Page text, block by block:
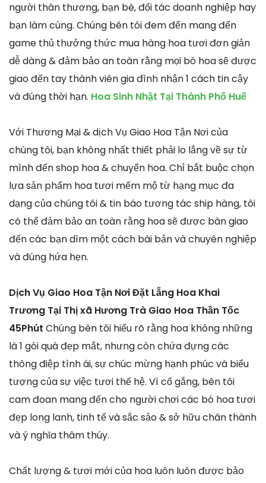
người thân thương, bạn bè, đối tác doanh nghiệp hay
bạn làm cùng. Chúng bên tôi đem đến mang đến
game thủ thưởng thức mua hàng hoa tươi đơn giản
dễ dàng & đảm bảo an toàn rằng mọi bó hoa sẽ được
giao đến tay thành viên gia đình nhận 1 cách tin cậy
và đúng thời hạn. Hoa Sinh Nhật Tại Thành Phố Huế
Với Thương Mại & dịch Vụ Giao Hoa Tận Nơi của
chúng tôi, bạn không nhất thiết phải lo lắng về sự từ
mình đến shop hoa & chuyển hoa. Chỉ bắt buộc chọn
lựa sản phẩm hoa tươi mếm mộ từ hạng mục đa
dạng của chúng tôi & tin báo tương tác ship hàng, tôi
có thể đảm bảo an toàn rằng hoa sẽ được bàn giao
đến các bạn dìm một cách bài bản và chuyên nghiệp
và đúng hứa hẹn.
Dịch Vụ Giao Hoa Tận Nơi Đặt Lẵng Hoa Khai
Trương Tại Thị xã Hương Trà Giao Hoa Thần Tốc
45Phút Chúng bên tôi hiểu rõ rằng hoa không những
là 1 gói quà đẹp mắt, nhưng còn chứa đựng các
thông điệp tình ái, sự chúc mừng hạnh phúc và biểu
tượng của sự việc tươi thế hệ. Vì cố gắng, bên tôi
cam đoan mang đến cho người chơi các bó hoa tươi
đẹp long lanh, tinh tế và sắc sảo & sở hữu chân thành
và ý nghĩa thâm thúy.
Chất lượng & tươi mới của hoa luôn luôn được bảo